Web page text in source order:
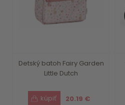
Detský batoh Fairy Garden
Little Dutch
20.19 €